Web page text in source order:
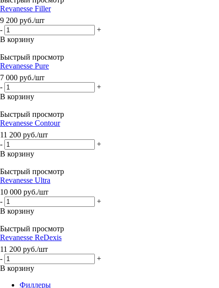
Revanesse Filler
9 200 руб./шт
-
+
В корзину
Быстрый просмотр
Revanesse Pure
7 000 руб./шт
-
+
В корзину
Быстрый просмотр
Revanesse Contour
11 200 руб./шт
-
+
В корзину
Быстрый просмотр
Revanesse Ultra
10 000 руб./шт
-
+
В корзину
Быстрый просмотр
Revanesse ReDexis
11 200 руб./шт
-
+
В корзину
Филлеры